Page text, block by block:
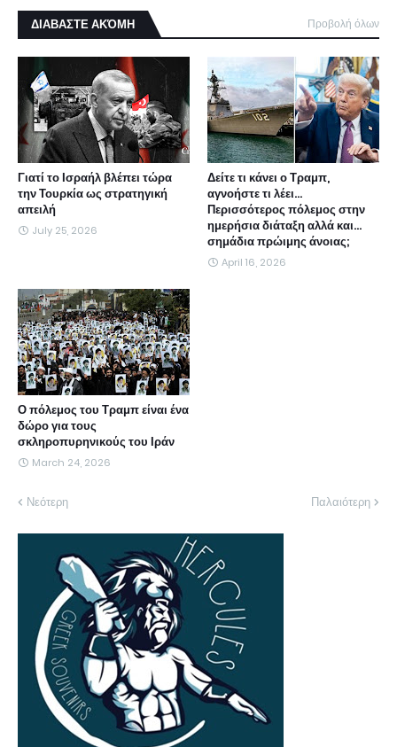
ΔΙΑΒΑΣΤΕ ΑΚΌΜΗ Προβολή όλων
Γιατί το Ισραήλ βλέπει τώρα
την Τουρκία ως στρατηγική
απειλή
July 25, 2026
Δείτε τι κάνει ο Τραμπ,
αγνοήστε τι λέει...
Περισσότερος πόλεμος στην
ημερήσια διάταξη αλλά και...
σημάδια πρώιμης άνοιας;
April 16, 2026
Ο πόλεμος του Τραμπ είναι ένα
δώρο για τους
σκληροπυρηνικούς του Ιράν
March 24, 2026
Νεότερη Παλαιότερη